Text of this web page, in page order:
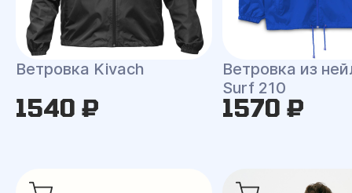
Ветровка Kivach
1540 ₽
Ветровка из
Surf 210
1570 ₽